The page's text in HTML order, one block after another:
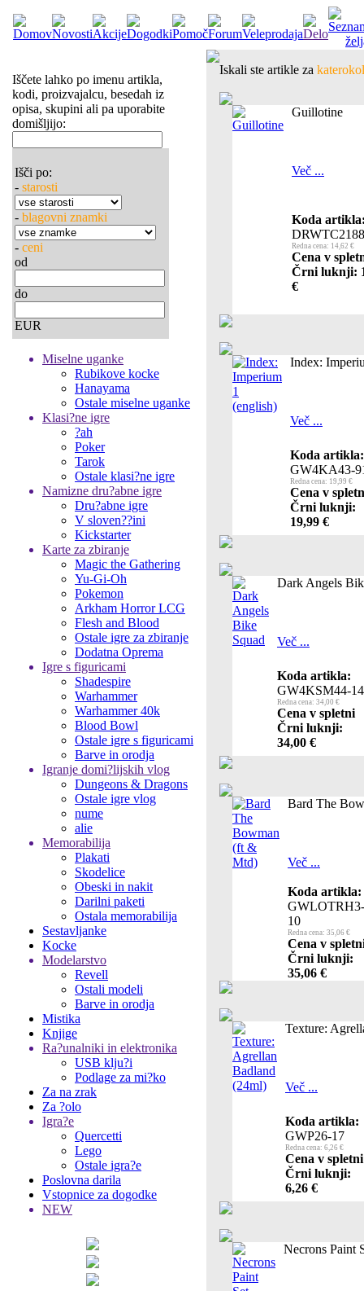
Iščete lahko po imenu artikla,
kodi, proizvajalcu, besedah iz
opisa, skupini ali pa uporabite
domišljijo:
Išči po:
- starosti
- blagovni znamki
- ceni
od
do
EUR
Miselne uganke
Rubikove kocke
Hanayama
Ostale miselne uganke
Klasi?ne igre
?ah
Poker
Tarok
Ostale klasi?ne igre
Namizne dru?abne igre
Dru?abne igre
V sloven??ini
Kickstarter
Karte za zbiranje
Magic the Gathering
Yu-Gi-Oh
Pokemon
Arkham Horror LCG
Flesh and Blood
Ostale igre za zbiranje
Dodatna Oprema
Igre s figuricami
Shadespire
Warhammer
Warhammer 40k
Blood Bowl
Ostale igre s figuricami
Barve in orodja
Igranje domi?lijskih vlog
Dungeons & Dragons
Ostale igre vlog
nume
alie
Memorabilija
Plakati
Skodelice
Obeski in nakit
Darilni paketi
Ostala memorabilija
Sestavljanke
Kocke
Modelarstvo
Revell
Ostali modeli
Barve in orodja
Mistika
Knjige
Ra?unalniki in elektronika
USB klju?i
Podlage za mi?ko
Za na zrak
Za ?olo
Igra?e
Quercetti
Lego
Ostale igra?e
Poslovna darila
Vstopnice za dogodke
NEW
Iskali ste artikle za
Guillotine
Več ...
Koda
Redna cena: 14,62 €
Cena v
Črni luknji:
€
Index:
Več ...
Koda artikla:
GW4KA43-
Redna cena: 19,99 €
Cena v
Črni luknji:
19,99 €
Dark Angels
Več ...
Koda artikla:
GW4KSM44-14
Redna cena: 34,00 €
Cena v spletni
Črni luknji:
34,00 €
Bard The
Več ...
Koda artikla:
GWLOTRH3-
10
Redna cena: 35,06 €
Cena v
Črni luknji:
35,06 €
Texture:
Več ...
Koda artikla:
GWP26-17
Redna cena: 6,26 €
Cena v spletni
Črni luknji:
6,26 €
Necrons Paint